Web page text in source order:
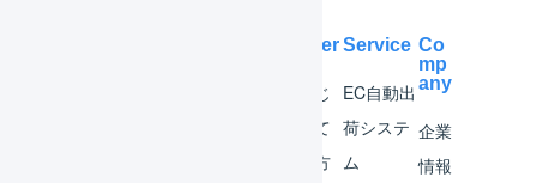
Help Center
はじ
めて
の方
Service
EC自動出
荷システ
ム
Co
mp
any
企業
情報